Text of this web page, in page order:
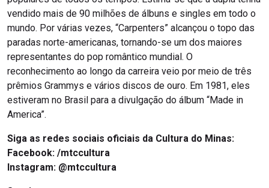
vendido mais de 90 milhões de álbuns e singles em todo o
mundo. Por várias vezes, “Carpenters” alcançou o topo das
paradas norte-americanas, tornando-se um dos maiores
representantes do pop romântico mundial. O
reconhecimento ao longo da carreira veio por meio de três
prêmios Grammys e vários discos de ouro. Em 1981, eles
estiveram no Brasil para a divulgação do álbum “Made in
America”.
Siga as redes sociais oficiais da Cultura do Minas:
Facebook: /mtccultura
Instagram: @mtccultura